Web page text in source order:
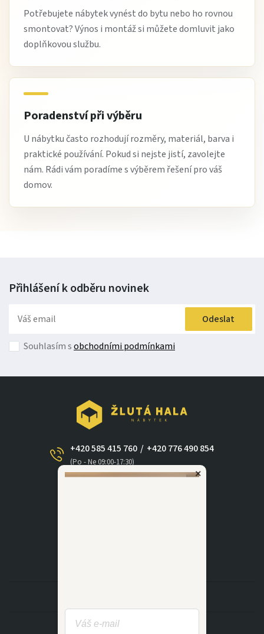
Potřebujete nábytek vynést do bytu nebo ho rovnou
smontovat? Výnos i montáž si můžete domluvit jako
doplňkovou službu.
Poradenství při výběru
U nábytku často rozhodují rozměry, materiál, barva i
praktické používání. Pokud si nejste jistí, zavolejte
nám. Rádi vám poradíme s výběrem řešení pro váš
domov.
Přihlášení k odběru novinek
Odeslat
Souhlasím sobchodními podmínkami
+420 585 415 760
(Po - Ne 09:00-17:30)
/ +420 776 490 854
INFORMACE
×